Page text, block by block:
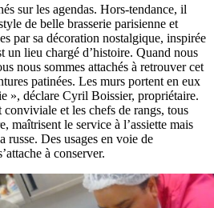
sur les agendas. Hors-tendance, il
de belle brasserie parisienne et
par sa décoration nostalgique, inspirée
un lieu chargé d’histoire. Quand nous
nous sommes attachés à retrouver cet
patinées. Les murs portent en eux
», déclare Cyril Boissier, propriétaire.
conviviale et les chefs de rangs, tous
maîtrisent le service à l’assiette mais
russe. Des usages en voie de
à conserver.